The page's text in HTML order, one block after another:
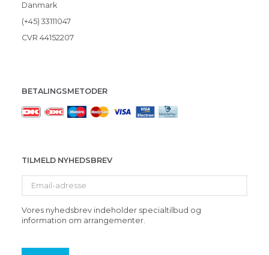
Danmark
(+45) 33111047
CVR 44152207
BETALINGSMETODER
TILMELD NYHEDSBREV
adresse
Vores nyhedsbrev indeholder specialtilbud og
information om arrangementer.